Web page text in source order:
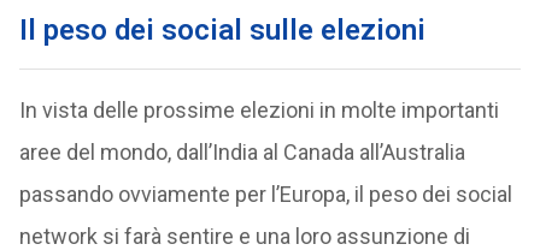
Il peso dei social sulle elezioni
In vista delle prossime elezioni in molte importanti
aree del mondo, dall’India al Canada all’Australia
passando ovviamente per l’Europa, il peso dei social
network si farà sentire e una loro assunzione di